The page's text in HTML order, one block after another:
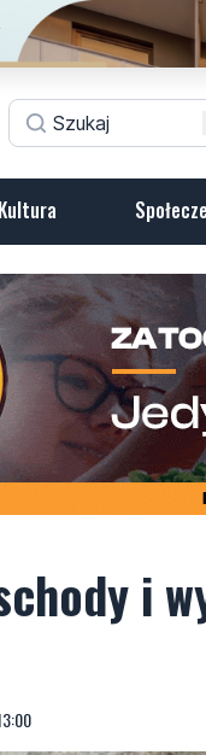
Kultura
i